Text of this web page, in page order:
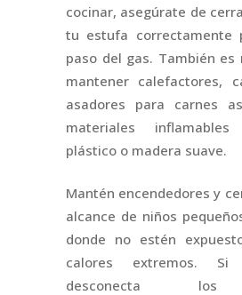
cocinar, asegúrate de
tu estufa correctamente
paso del gas. También es
mantener calefactores,
asadores para carnes
materiales
plástico o madera suave.
Mantén encendedores y
alcance de niños
donde no estén
calores extremos. Si
desconecta los